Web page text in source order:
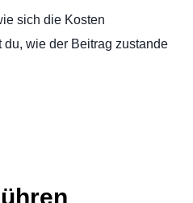
sich die Kosten
wie der Beitrag zustande